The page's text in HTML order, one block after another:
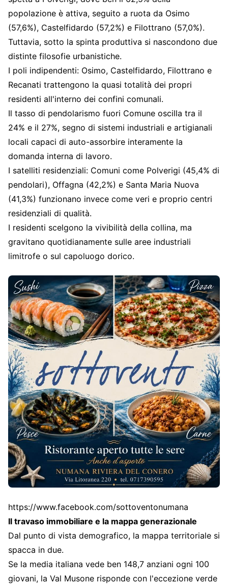
popolazione è attiva, seguito a ruota da Osimo
(57,6%), Castelfidardo (57,2%) e Filottrano (57,0%).
Tuttavia, sotto la spinta produttiva si nascondono due
distinte filosofie urbanistiche.
I poli indipendenti: Osimo, Castelfidardo, Filottrano e
Recanati trattengono la quasi totalità dei propri
residenti all'interno dei confini comunali.
Il tasso di pendolarismo fuori Comune oscilla tra il
24% e il 27%, segno di sistemi industriali e artigianali
locali capaci di auto-assorbire interamente la
domanda interna di lavoro.
I satelliti residenziali: Comuni come Polverigi (45,4% di
pendolari), Offagna (42,2%) e Santa Maria Nuova
(41,3%) funzionano invece come veri e proprio centri
residenziali di qualità.
I residenti scelgono la vivibilità della collina, ma
gravitano quotidianamente sulle aree industriali
limitrofe o sul capoluogo dorico.
https://www.facebook.com/sottoventonumana
Il travaso immobiliare e la mappa generazionale
Dal punto di vista demografico, la mappa territoriale si
spacca in due.
Se la media italiana vede ben 148,7 anziani ogni 100
giovani, la Val Musone risponde con l'eccezione verde